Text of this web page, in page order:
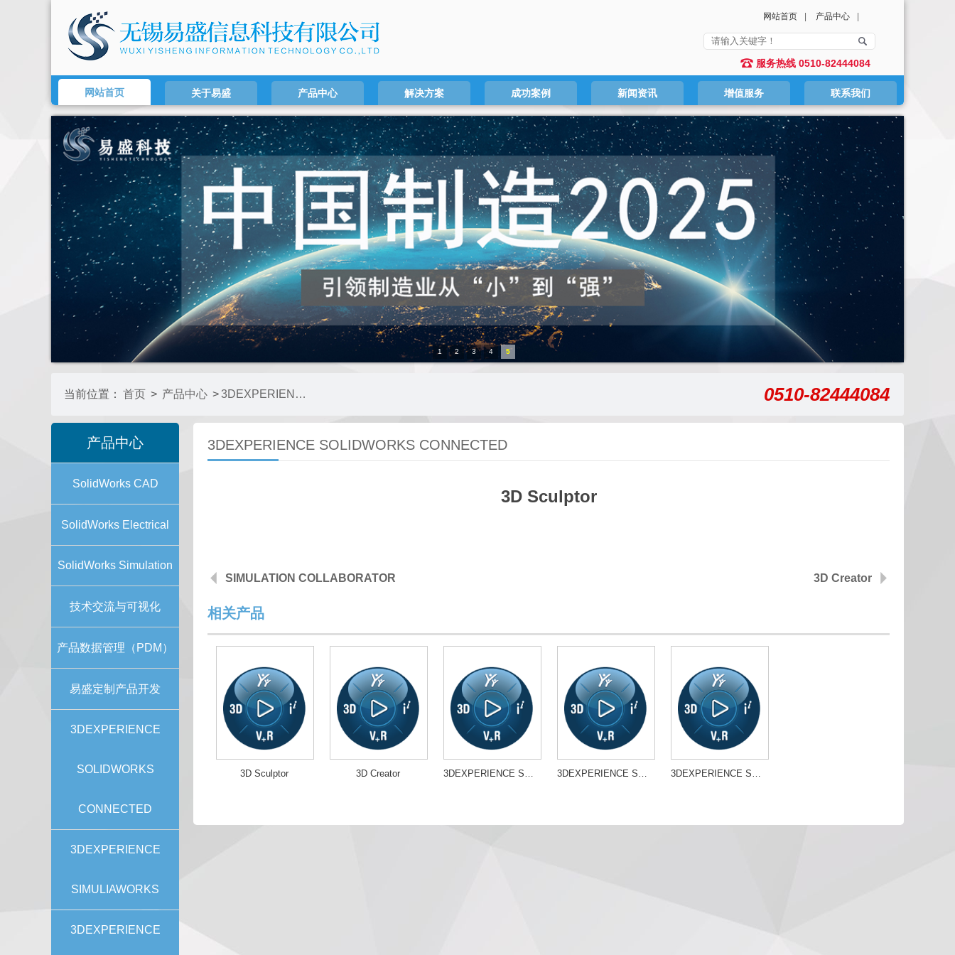
网站首页 产品中心
服务热线 0510-82444084
网站首页 关于易盛 产品中心 解决方案 成功案例 新闻资讯 增值服务 联系我们
1 2 3 4 5
当前位置： 首页 > 产品中心 > 3DEXPERIENCE SOLIDWORKS CONNECTED 0510-82444084
产品中心
SolidWorks CAD
SolidWorks Electrical
SolidWorks Simulation
技术交流与可视化
产品数据管理（PDM）
易盛定制产品开发
3DEXPERIENCE
SOLIDWORKS
CONNECTED
3DEXPERIENCE
SIMULIAWORKS
3DEXPERIENCE
3DEXPERIENCE SOLIDWORKS CONNECTED
3D Sculptor
SIMULATION COLLABORATOR 3D Creator
相关产品
3D Sculptor 3D Creator